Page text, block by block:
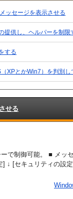
ッセージを表示させる
提供し、ヘルパーを制限
する
XPとかWin7）を判別し
せる
で制御可能。 ■ メッ
] ↓ [セキュリティの設